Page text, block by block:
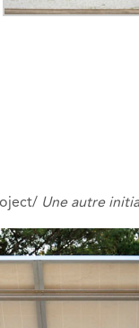
Une autre